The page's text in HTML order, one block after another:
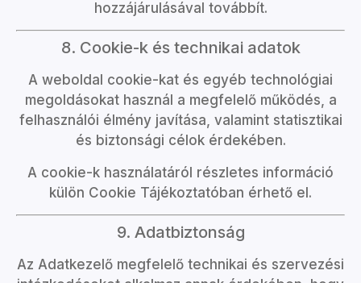
hozzájárulásával továbbít.
8. Cookie-k és technikai adatok
A weboldal cookie-kat és egyéb technológiai
megoldásokat használ a megfelelő működés, a
felhasználói élmény javítása, valamint statisztikai
és biztonsági célok érdekében.
A cookie-k használatáról részletes információ
külön Cookie Tájékoztatóban érhető el.
9. Adatbiztonság
Az Adatkezelő megfelelő technikai és szervezési